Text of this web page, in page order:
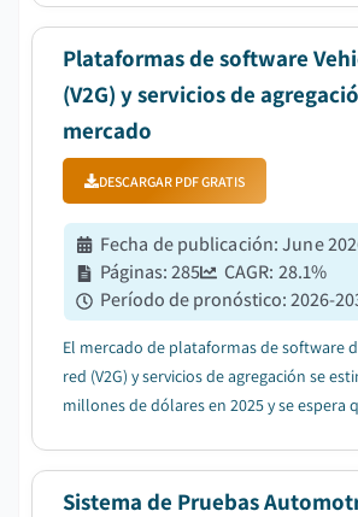
Plataformas de software
(V2G) y servicios de
mercado
DESCARGAR PDF GRATIS
Fecha de publicación:June
Páginas:285 CAGR: 28.1%
Período de pronóstico:2026-
El mercado de plataformas de software
red (V2G) y servicios de agregación se
millones de dólares en 2025 y se espera
de energías renovables....
Sistema de Pruebas